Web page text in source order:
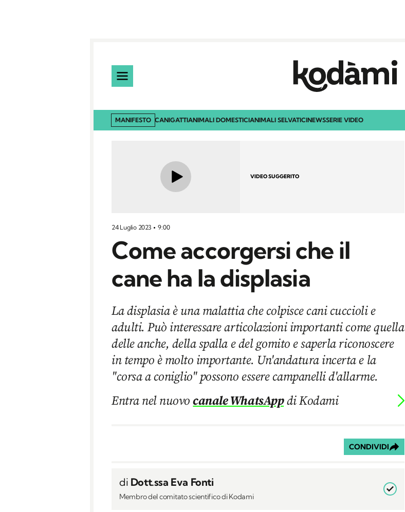
MANIFESTO CANIGATTIANIMALI DOMESTICIANIMALI SELVATICINEWSSERIE VIDEO
VIDEO SUGGERITO
24 Luglio 2023 9:00
Come accorgersi che il
cane ha la displasia
La displasia è una malattia che colpisce cani cuccioli e
adulti. Può interessare articolazioni importanti come quella
delle anche, della spalla e del gomito e saperla riconoscere
in tempo è molto importante. Un'andatura incerta e la
"corsa a coniglio" possono essere campanelli d'allarme.
Entra nel nuovocanale WhatsAppdi Kodami
CONDIVIDI
di Dott.ssa Eva Fonti
Membro del comitato scientifico di Kodami